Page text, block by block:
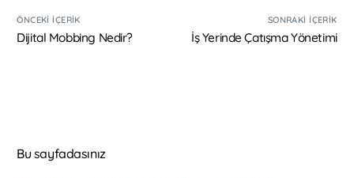
ÖNCEKI İÇERIK
Dijital Mobbing Nedir?
SONRAKI İÇERIK
İş Yerinde Çatışma Yönetimi
Bu sayfadasınız